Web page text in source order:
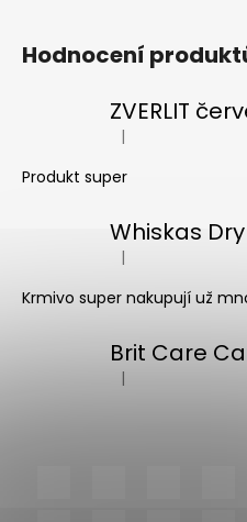
Hodnocení
Hodnocení
|
Produkt super
Whiskas
Hodnocení
|
Krmivo super nakupují už
Hodnocení
|